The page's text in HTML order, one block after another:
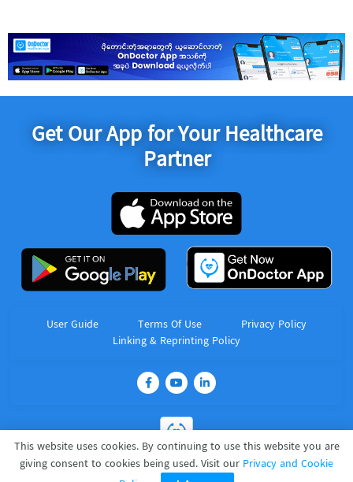
Get Our App for Your Healthcare
Partner
User Guide Terms Of Use
Privacy Policy
Linking & Reprinting Policy
OnDoctor Company Limited © 2017 – 2025. All Rights Reserved.
This website uses cookies. By continuing to use this website you are
giving consent to cookies being used. Visit our Privacy and Cookie